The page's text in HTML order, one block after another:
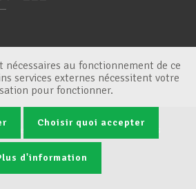
générales Gestion des cookies
nécessaires au fonctionnement de ce
services externes nécessitent votre
pour fonctionner.
Choisir quoi accepter
d'information